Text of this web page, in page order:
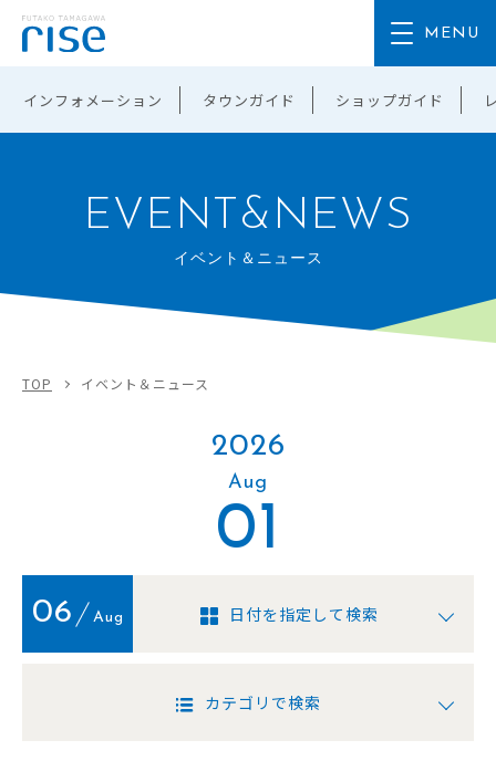
インフォメーション タウンガイド ショップガイド
EVENT&NEWS
イベント＆ニュース
TOP イベント＆ニュース
2026
Aug
01
06 Aug 日付を指定して検索
カテゴリで検索